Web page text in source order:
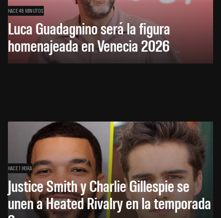
HACE 48 MINUTOS
Luca Guadagnino será la figura
homenajeada en Venecia 2026
HACE 1 HORA
Justice Smith y Charlie Gillespie se
unen a Heated Rivalry en la temporada